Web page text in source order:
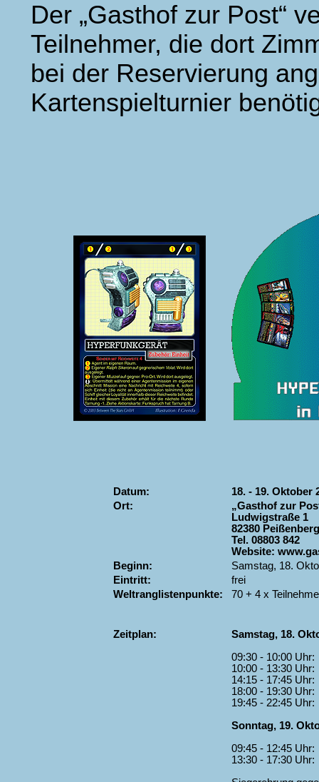
Der „Gasthof zur Post“
Teilnehmer, die dort
bei der Reservierung
Kartenspielturnier
Datum:
18. - 19. Oktober
Ort:
„Gasthof zur
Ludwigstraße 1
82380 Peißenberg
Tel. 08803 842
Website:
Beginn:
Samstag, 18.
Eintritt:
frei
Weltranglistenpunkte:
70 + 4 x
Zeitplan:
Samstag, 18.
09:30 - 10:00 Uhr:
10:00 - 13:30 Uhr:
14:15 - 17:45 Uhr:
18:00 - 19:30 Uhr:
19:45 - 22:45 Uhr:
Sonntag, 19.
09:45 - 12:45 Uhr:
13:30 - 17:30 Uhr: